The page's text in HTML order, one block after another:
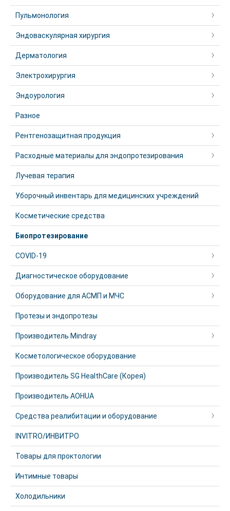
Пульмонология
Эндоваскулярная хирургия
Дерматология
Электрохирургия
Эндоурология
Разное
Рентгенозащитная продукция
Расходные материалы для эндопротезирования
Лучевая терапия
Уборочный инвентарь для медицинских учреждений
Косметические средства
Биопротезирование
COVID-19
Диагностическое оборудование
Оборудование для АСМП и МЧС
Протезы и эндопротезы
Производитель Mindray
Косметологическое оборудование
Производитель SG HealthCare (Корея)
Производитель AOHUA
Средства реалибитации и оборудование
INVITRO/ИНВИТРО
Товары для проктологии
Интимные товары
Холодильники